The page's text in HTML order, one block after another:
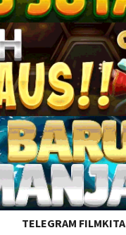
TELEGRAM FILMKITA